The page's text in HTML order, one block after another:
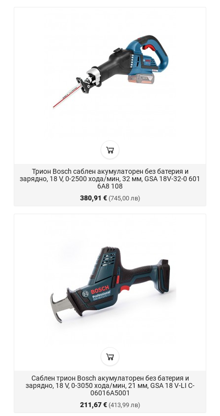
Трион Bosch саблен акумулаторен без батерия и
зарядно, 18 V, 0-2500 хода/мин, 32 мм, GSA 18V-32-0 601
6A8 108
380,91 € (745,00 лв)
Саблен трион Bosch акумулаторен без батерия и
зарядно, 18 V, 0-3050 хода/мин, 21 мм, GSA 18 V-LI C-
06016A5001
211,67 € (413,99 лв)